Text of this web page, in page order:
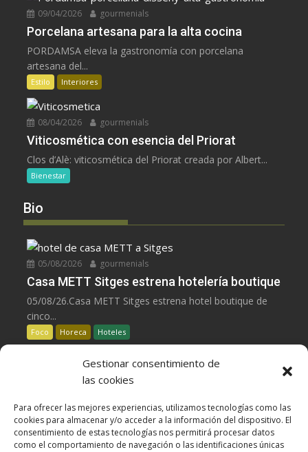
Gestionar consentimiento de
las cookies
Para ofrecer las mejores experiencias, utilizamos tecnologías como las
cookies para almacenar y/o acceder a la información del dispositivo. El
consentimiento de estas tecnologías nos permitirá procesar datos
como el comportamiento de navegación o las identificaciones únicas
09/04/2026 gourmenials
Porcelana artesana para la alta cocina
PORDAMSA eleva la gastronomía con porcelana
artesana del...
Estilo Interiores
08/04/2026 gourmenials
Viticosmética con esencia del Priorat
Clos d’Alè: viticosmética del Priorat creada por Albert...
Bienestar
Bio
05/08/2026 gourmenials
Casa METT Sitges estrena hotelería boutique
05/08/26.Casa METT Sitges estrena hotel boutique de
cinco...
Foco Horeca Hoteles
La UE aprueba la IGP Pernil Cerretà, un...
Carnes Despensa Foco